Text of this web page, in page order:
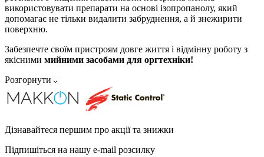
використовувати препарати на основі ізопропанолу, який
допомагає не тільки видалити забруднення, а й знежирити
поверхню.
Забезпечте своїм пристроям довге життя і відмінну роботу з
якісними мийними засобами для оргтехніки!
Розгорнути
Дізнавайтеся першим про акції та знижки
Підпишіться на нашу e-mail розсилку